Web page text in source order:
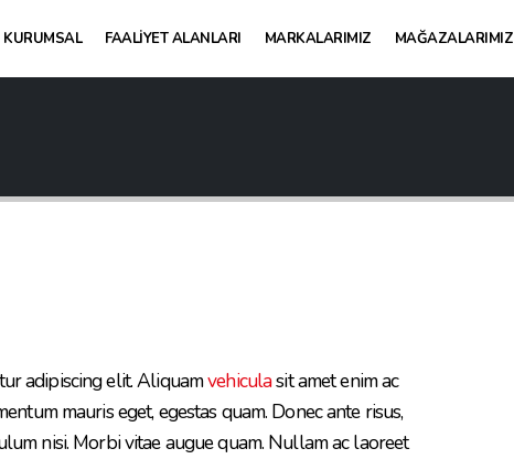
KURUMSAL FAALIYET ALANLARI MARKALARIMIZ MAĞAZALARIMIZ
adipiscing elit. Aliquamvehiculasit amet enim ac
mauris eget, egestas quam. Donec ante risus,
nisi. Morbi vitae augue quam. Nullam ac laoreet